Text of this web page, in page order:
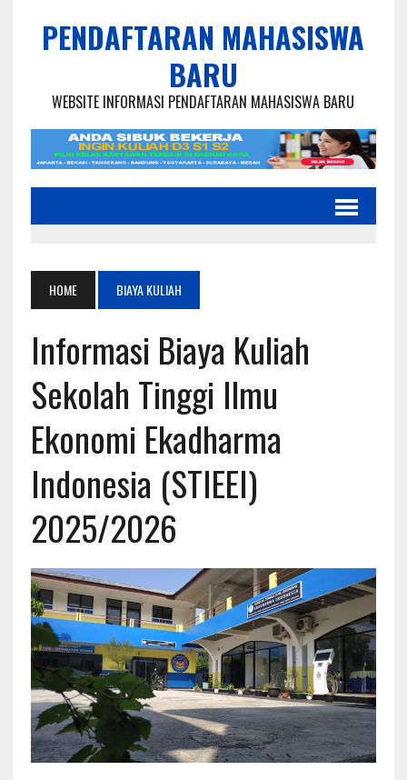
PENDAFTARAN MAHASISWA
BARU
WEBSITE INFORMASI PENDAFTARAN MAHASISWA BARU
HOME BIAYA KULIAH
Informasi Biaya Kuliah
Sekolah Tinggi Ilmu
Ekonomi Ekadharma
Indonesia (STIEEI)
2025/2026